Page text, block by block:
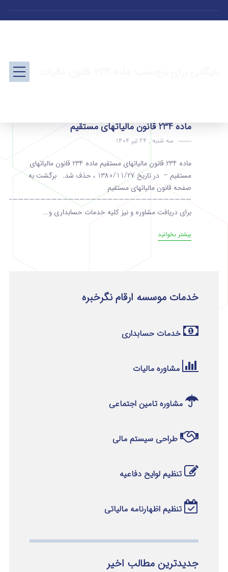
ماده 234 قانون مالیاتهای مستقیم
سه شنبه , 24 تیر 1404
ماده 234 قانون مالیاتهای مستقیم ماده 234 قانون مالیاتهای
مستقیم – در تاریخ 1380/11/27 ، حذف شد. برگشت به
صفحه قانون مالیاتهای مستقیم
برای دریافت مشاوره و نیز کلیه خدمات حسابداری و...
بیشتر بخوانید
خدمات موسسه ارقام نگرخبره
خدمات حسابداری
مشاوره مالیات
مشاوره تامین اجتماعی
طراحی سیستم مالی
تنظیم لوایح دفاعیه
تنظیم اظهارنامه مالیاتی
جدیدترین مطالب اخیر